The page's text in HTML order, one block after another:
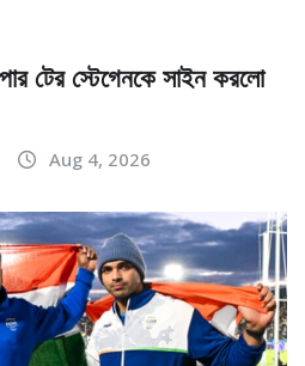
টের স্টেগেনকে সাইন করলো
Aug 4, 2026